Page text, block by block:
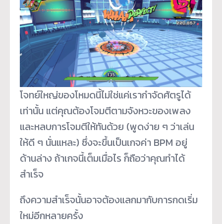
โจทย์ใหญ่ของโหมดนี้ไม่ใช่แค่เรากำจัดศัตรูได้
เท่านั้น แต่คุณต้องโจมตีตามจังหวะของเพลง
และหลบการโจมตีให้ทันด้วย (พูดง่าย ๆ ว่าเล่น
ให้ดี ๆ นั่นแหละ) ซึ่งจะขึ้นเป็นเกจค่า BPM อยู่
ด้านล่าง ถ้าเกจนี้เต็มเมื่อไร ก็ถือว่าคุณทำได้
สำเร็จ
ถึงความสำเร็จนั้นอาจต้องแลกมากับการกดเริ่ม
ใหม่อีกหลายครั้ง